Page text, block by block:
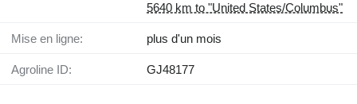
5640 km to "United States/Columbus"
Mise en ligne: plus d'un mois
Agroline ID: GJ48177